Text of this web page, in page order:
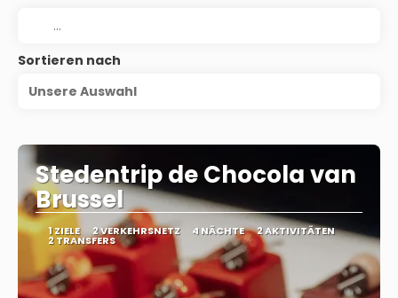
Sortieren nach
Unsere Auswahl
Stedentrip de Chocola van
Brussel
1 ZIELE 2 VERKEHRSNETZ 4 NÄCHTE 2 AKTIVITÄTEN
2 TRANSFERS